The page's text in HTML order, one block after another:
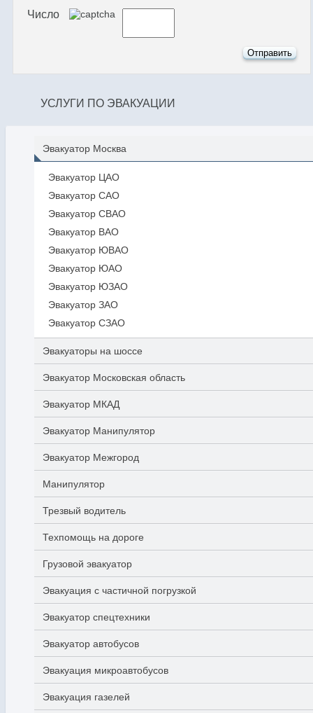
Число
УСЛУГИ ПО ЭВАКУАЦИИ
Эвакуатор Москва
Эвакуатор ЦАО
Эвакуатор САО
Эвакуатор СВАО
Эвакуатор ВАО
Эвакуатор ЮВАО
Эвакуатор ЮАО
Эвакуатор ЮЗАО
Эвакуатор ЗАО
Эвакуатор СЗАО
Эвакуаторы на шоссе
Эвакуатор Московская область
Эвакуатор МКАД
Эвакуатор Манипулятор
Эвакуатор Межгород
Манипулятор
Трезвый водитель
Техпомощь на дороге
Грузовой эвакуатор
Эвакуация с частичной погрузкой
Эвакуатор спецтехники
Эвакуатор автобусов
Эвакуация микроавтобусов
Эвакуация газелей